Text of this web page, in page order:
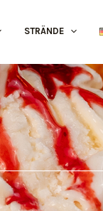
STRÄNDE